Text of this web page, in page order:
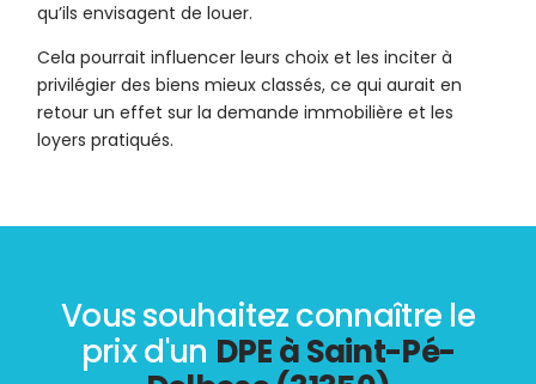
qu’ils envisagent de louer.
Cela pourrait influencer leurs choix et les inciter à
privilégier des biens mieux classés, ce qui aurait en
retour un effet sur la demande immobilière et les
loyers pratiqués.
Vous souhaitez connaître le
prix d'un DPE à Saint-Pé-